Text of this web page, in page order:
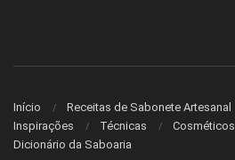
Início Receitas de Sabonete Artesanal
Inspirações
Técnicas
Cosméticos
Dicionário da Saboaria